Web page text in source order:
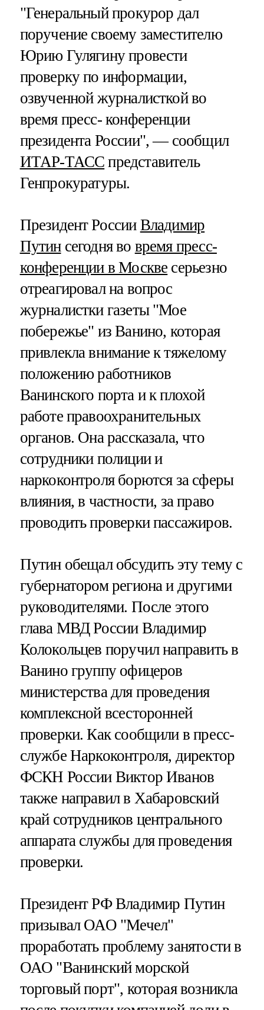
"Генеральный прокурор дал
поручение своему заместителю
Юрию Гулягину провести
проверку по информации,
озвученной журналисткой во
время пресс- конференции
президента России", — сообщил
ИТАР-ТАСС представитель
Генпрокуратуры.
Президент России Владимир
Путинсегодня во время пресс-
конференции в Москве серьезно
отреагировал на вопрос
журналистки газеты "Мое
побережье" из Ванино, которая
привлекла внимание к тяжелому
положению работников
Ванинского порта и к плохой
работе правоохранительных
органов. Она рассказала, что
сотрудники полиции и
наркоконтроля борются за сферы
влияния, в частности, за право
проводить проверки пассажиров.
Путин обещал обсудить эту тему с
губернатором региона и другими
руководителями. После этого
глава МВД России Владимир
Колокольцев поручил направить в
Ванино группу офицеров
министерства для проведения
комплексной всесторонней
проверки. Как сообщили в пресс-
службе Наркоконтроля, директор
ФСКН России Виктор Иванов
также направил в Хабаровский
край сотрудников центрального
аппарата службы для проведения
проверки.
Президент РФ Владимир Путин
призывал ОАО "Мечел"
проработать проблему занятости в
ОАО "Ванинский морской
торговый порт", которая возникла